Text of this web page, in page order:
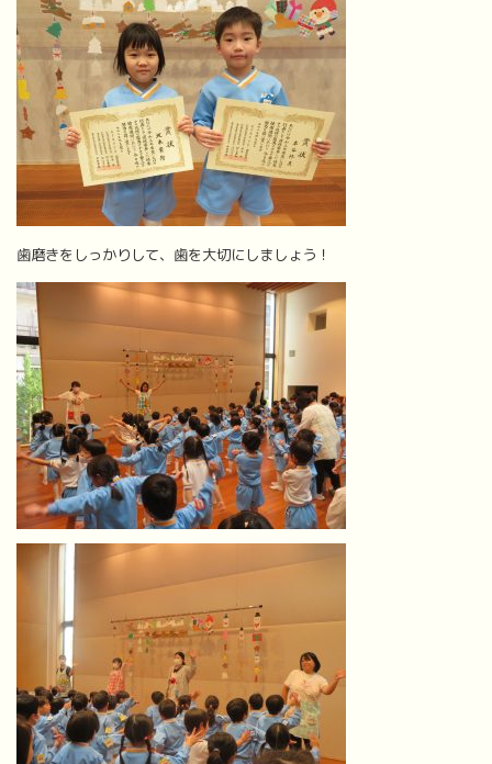
歯磨きをしっかりして、歯を大切にしましょう！